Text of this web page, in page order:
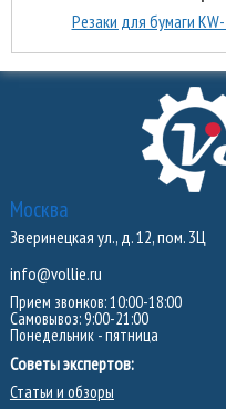
Резаки для бумаги
Москва
Зверинецкая ул., д. 12, пом. 3Ц
info@vollie.ru
Прием звонков: 10:00-18:00
Самовывоз: 9:00-21:00
Понедельник - пятница
Советы экспертов:
Статьи и обзоры